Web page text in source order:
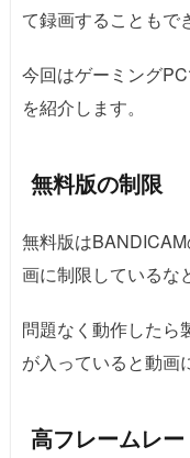
て録画することもで
今回はゲーミング
を紹介します。
無料版の制限
無料版は
画に制限しているな
問題なく動作したら
が入っていると動
高フレームレ